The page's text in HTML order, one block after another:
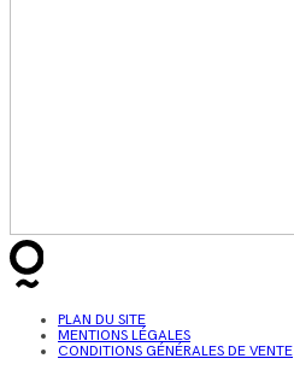
PLAN DU SITE
MENTIONS LÉGALES
CONDITIONS GÉNÉRALES DE VENTE